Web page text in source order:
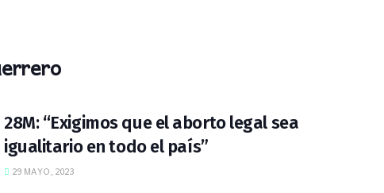
28M: “Exigimos que el aborto legal sea
igualitario en todo el país”
29 MAYO, 2023